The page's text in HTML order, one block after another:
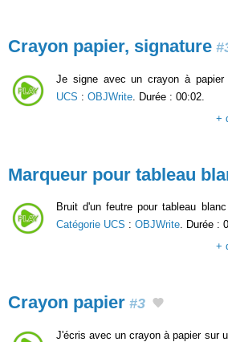
Crayon papier, signature
Je signe avec un crayon à papier
UCS : OBJWrite . Durée : 00:02.
+
Marqueur pour tableau
Bruit d'un feutre pour tableau
Catégorie UCS : OBJWrite. Durée :
+
Crayon papier #3
J'écris avec un crayon à papier sur